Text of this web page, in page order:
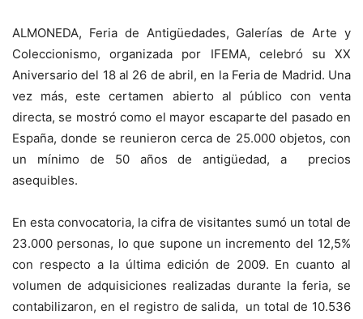
ALMONEDA, Feria de Antigüedades, Galerías de Arte y
Coleccionismo, organizada por IFEMA, celebró su XX
Aniversario del 18 al 26 de abril, en la Feria de Madrid. Una
vez más, este certamen abierto al público con venta
directa, se mostró como el mayor escaparte del pasado en
España, donde se reunieron cerca de 25.000 objetos, con
un mínimo de 50 años de antigüedad, a precios
asequibles.
En esta convocatoria, la cifra de visitantes sumó un total de
23.000 personas, lo que supone un incremento del 12,5%
con respecto a la última edición de 2009. En cuanto al
volumen de adquisiciones realizadas durante la feria, se
contabilizaron, en el registro de salida, un total de 10.536